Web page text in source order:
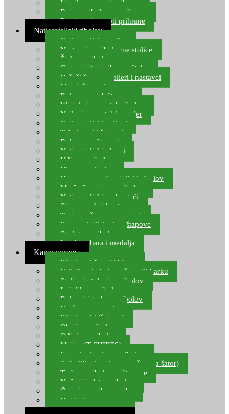
Ljepilo za crve i prihranu
Boje za ribolovnu prihranu
Provjereni recepti prihrane
Natjecateljski ribolov
Natjecateljske stolice
Nastavci za ribolovne stolice
Šteke za ribolov
Gume i sitni pribor za šteku
Držači štapova rolleri i nastavci
Match štapovi
Role za match štapove
Waggleri za match ribolov
Najloni za match/waggler
Natjecateljski najloni
Teleskopski štapovi
Bolognese štapovi
Natjecateljski plovci
Udice za ribolov
Olovo za ribolov
Oprema za natjecateljski ribolov
Mreže čuvarice za ribolov
Natjecateljski podmetači
Sito, posude i kante
Torbe za štapove – match
Rezervni dijelovi za štapove
Starlete za ribolov
Izrada pehara i medalja
Kamp oprema
Ribolovni šatori i bivvy
Grijalice, kuhala za šator ili barku
Stolice i stolovi za ribolov
Ležaljke za ribolov
Ruksaci i torbe za ribolov
Vreće za spavanje
Ribolovni kišobrani
Obuća za ribolov
Odjeća za ribolov
Majice (T-SHIRTS)
Kape i rukavice za ribolov
Svijetiljke (naglavne, ručne, za šator)
Torbe za ribolovne štapove
Noževi i alat za ribolov
Čamci za prihranu ribe
Ostala kamp oprema
Dalekozori i optika